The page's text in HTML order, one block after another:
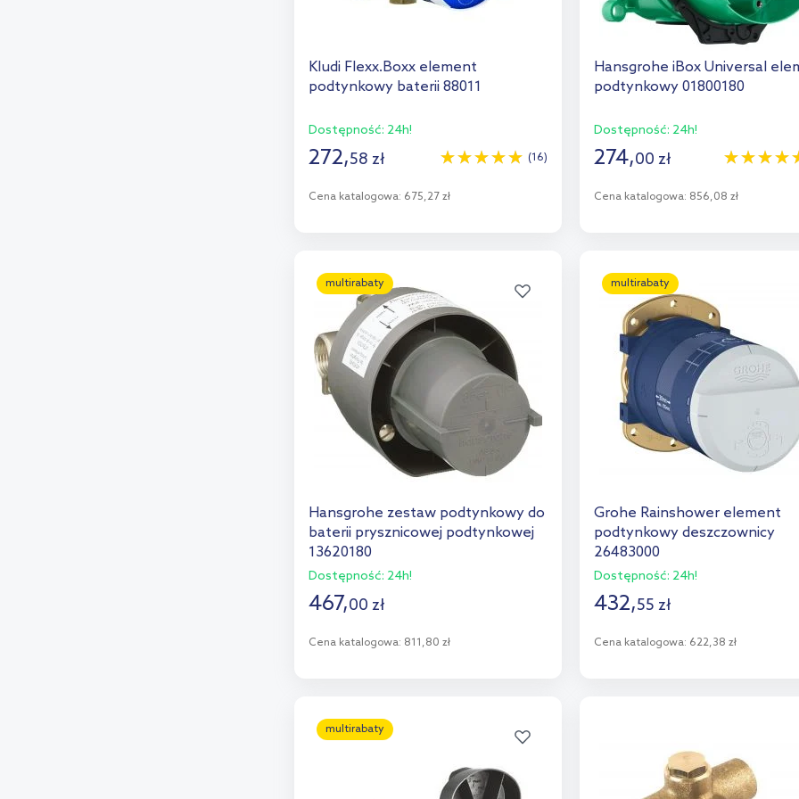
Kludi Flexx.Boxx element
podtynkowy baterii 88011
Dostępność: 24h!
272,58 zł
Cena katalogowa: 675,27 zł
(16)
Dodaj do porównania
Hansgrohe iBox Universal
podtynkowy 01800180
Dostępność: 24h!
274,00 zł
Cena katalogowa: 856,08 zł
Dodaj do porównania
multirabaty
Hansgrohe zestaw podtynkowy do
baterii prysznicowej podtynkowej
13620180
Dostępność: 24h!
467,00 zł
Cena katalogowa: 811,80 zł
Dodaj do porównania
multirabaty
Grohe Rainshower element
podtynkowy deszczownicy
26483000
Dostępność: 24h!
432,55 zł
Cena katalogowa: 622,38 zł
multirabaty